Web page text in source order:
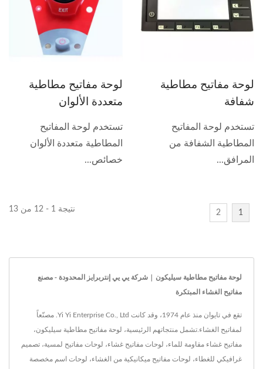
لوحة مفاتيح مطاطية
شفافة
تستخدم لوحة المفاتيح
المطاطية الشفافة من
المرافق...
لوحة مفاتيح مطاطية
متعددة الألوان
تستخدم لوحة المفاتيح
المطاطية متعددة الألوان
خصائص...
نتيجة 1 - 12 من 13 1
2
لوحة مفاتيح مطاطية سيليكون | شركة يي يي إنتربرايز المحدودة - مصنع
مفاتيح الغشاء المبتكرة
تقع في تايوان منذ عام 1974، وقد كانت Yi Yi Enterprise Co., Ltd. مصنّعاً
لمفاتيح الغشاء.تشمل منتجاتهم الرئيسية، لوحة مفاتيح مطاطية سيليكون،
مفاتيح غشاء مقاومة للماء، لوحات مفاتيح غشاء، لوحات مفاتيح لمسية، تصميم
غرافيكي للغطاء، لوحات مفاتيح ميكانيكية من الغشاء، لوحات اسم مخصصة